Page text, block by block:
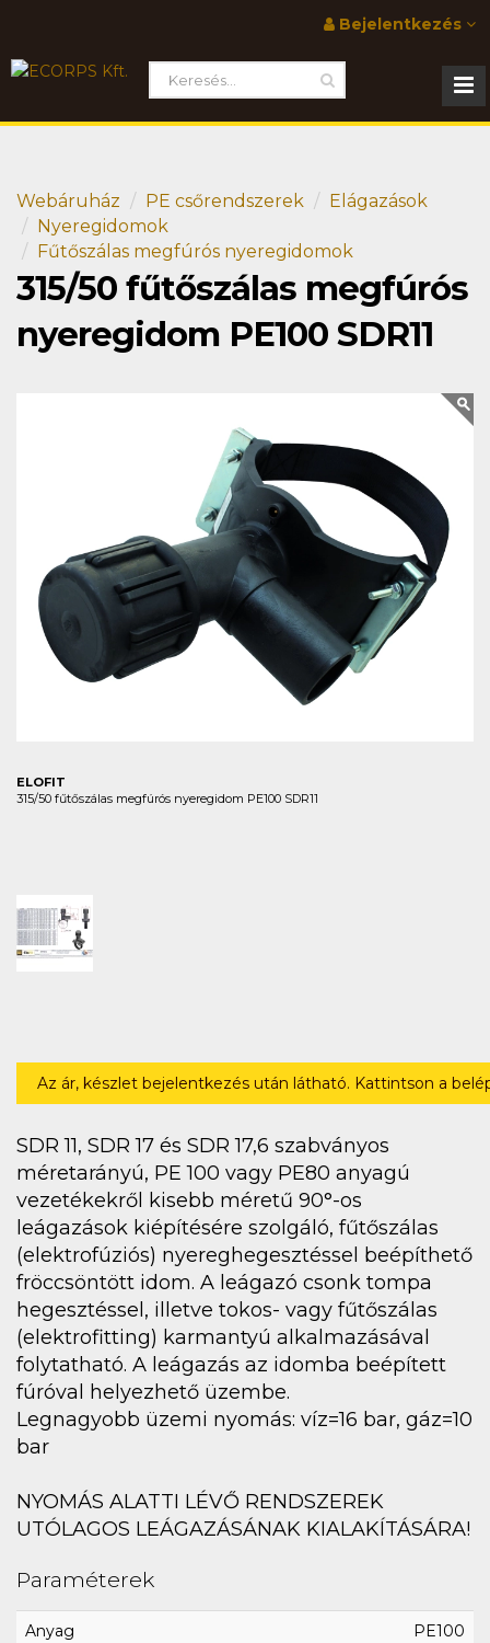
Bejelentkezés
Webáruház PE csőrendszerek
Elágazások
Nyeregidomok
Fűtőszálas megfúrós nyeregidomok
315/50 fűtőszálas megfúrós
nyeregidom PE100 SDR11
ELOFIT
315/50 fűtőszálas megfúrós nyeregidom PE100 SDR11
Az ár, készlet bejelentkezés után látható. Kattintson a
SDR 11, SDR 17 és SDR 17,6 szabványos
méretarányú, PE 100 vagy PE80 anyagú
vezetékekről kisebb méretű 90°-os
leágazások kiépítésére szolgáló, fűtőszálas
(elektrofúziós) nyereghegesztéssel beépíthető
fröccsöntött idom. A leágazó csonk tompa
hegesztéssel, illetve tokos- vagy fűtőszálas
(elektrofitting) karmantyú alkalmazásával
folytatható. A leágazás az idomba beépített
fúróval helyezhető üzembe.
Legnagyobb üzemi nyomás: víz=16 bar, gáz=10
bar
NYOMÁS ALATTI LÉVŐ RENDSZEREK
UTÓLAGOS LEÁGAZÁSÁNAK KIALAKÍTÁSÁRA!
Paraméterek
Anyag PE100